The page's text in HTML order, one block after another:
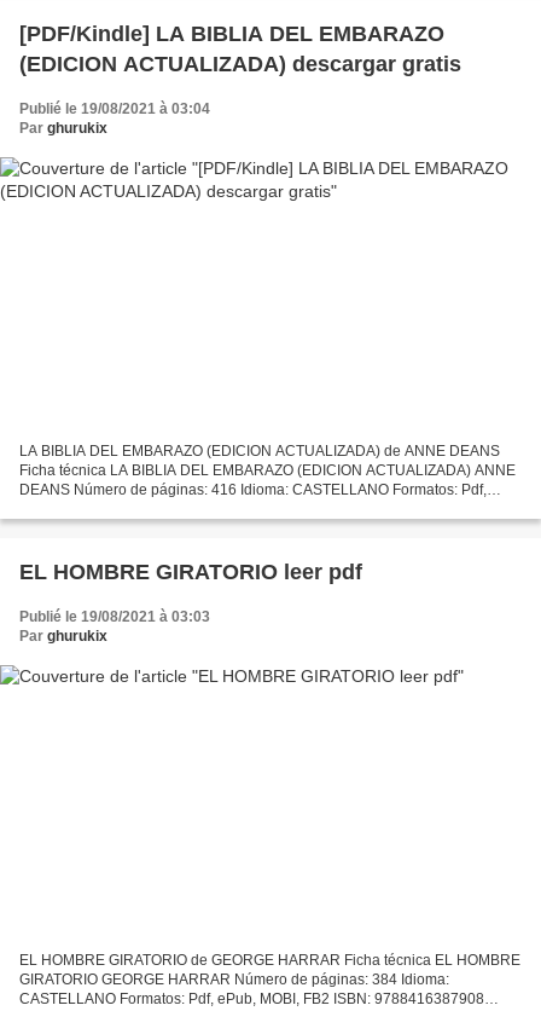
[PDF/Kindle] LA BIBLIA DEL EMBARAZO
(EDICION ACTUALIZADA) descargar gratis
Publié le 19/08/2021 à 03:04
Par ghurukix
LA BIBLIA DEL EMBARAZO (EDICION ACTUALIZADA) de ANNE DEANS
Ficha técnica LA BIBLIA DEL EMBARAZO (EDICION ACTUALIZADA) ANNE
DEANS Número de páginas: 416 Idioma: CASTELLANO Formatos: Pdf,
edición:...
EL HOMBRE GIRATORIO leer pdf
Publié le 19/08/2021 à 03:03
Par ghurukix
EL HOMBRE GIRATORIO de GEORGE HARRAR Ficha técnica EL HOMBRE
GIRATORIO GEORGE HARRAR Número de páginas: 384 Idioma:
CASTELLANO Formatos: Pdf, ePub, MOBI, FB2 ISBN: 9788416387908